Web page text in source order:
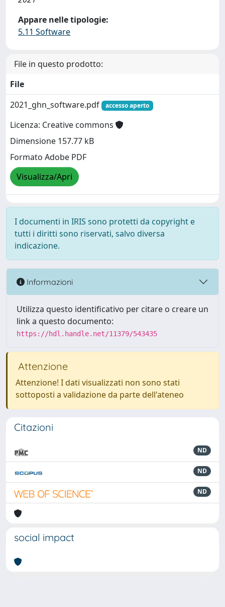
Appare nelle tipologie:
5.11 Software
File in questo prodotto:
File
2021_ghn_software.pdf
accesso aperto
Licenza: Creative commons
Dimensione 157.77 kB
Formato Adobe PDF
Visualizza/Apri
I documenti in IRIS sono protetti da copyright e
tutti i diritti sono riservati, salvo diversa
indicazione.
Informazioni
Utilizza questo identificativo per citare o creare un
link a questo documento:
https://hdl.handle.net/11379/543435
Attenzione
Attenzione! I dati visualizzati non sono stati
sottoposti a validazione da parte dell'ateneo
Citazioni
ND
ND
ND
social impact